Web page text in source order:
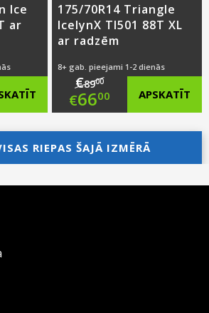
Ice
ar
175/70R14 Triangle
IcelynX TI501 88T XL
ar radzēm
8+ gab. pieejami 1-2 dienās
€8900
Original
price
was:
€89.00.
€6600
Current
price
is:
APSKATĪT
RIEPAS ŠAJĀ IZMĒRĀ